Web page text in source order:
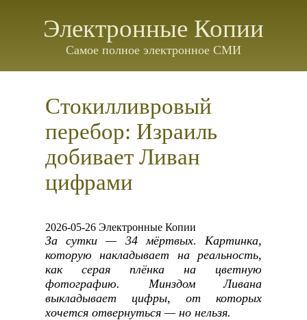
Электронные Копии
Самое полное электронное СМИ
Стокилливровый
перебор: Израиль
добивает Ливан
цифрами
2026-05-26 Электронные Копии
За сутки — 34 мёртвых. Картинка,
которую накладывает на реальность,
как серая плёнка на цветную
фотографию. Минздом Ливана
выкладывает цифры, от которых
хочется отвернуться — но нельзя.